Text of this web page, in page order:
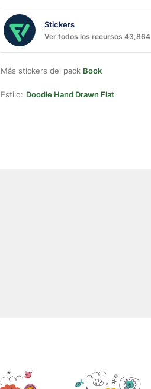
Stickers
Ver todos los recursos 43,864
Más stickers del pack Book
Estilo: Doodle Hand Drawn Flat